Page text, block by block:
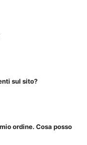
sul sito?
ordine. Cosa posso